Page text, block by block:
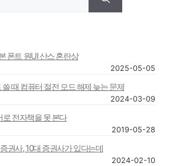
폰트 원UI 산스 혼란상
2025-05-05
때 컴퓨터 절전 모드 해제 늦는 문제
2024-03-09
로 전자책을 못 본다
2019-05-28
권사, 10대 증권사가 있다는데
2024-02-10